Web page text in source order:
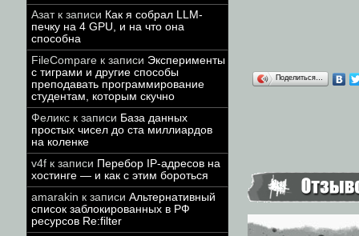
Азатк записи Как я собрал LLM-
печку на 4 GPU, и на что она
способна
FileCompare к записи Эксперименты
с тиграми и другие способы
преподавать программирование
студентам, которым скучно
Феликс к записи База данных
простых чисел до ста миллиардов
на коленке
v4f к записи Перебор IP-адресов на
хостинге — и как с этим бороться
amarakin к записи Альтернативный
список заблокированных в РФ
ресурсов Re:filter
Поделиться…